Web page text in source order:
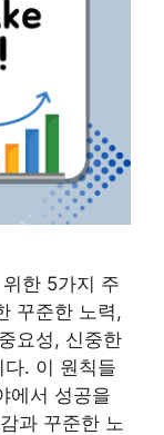
한 5가지 주
꾸준한 노력,
요성, 신중한
. 이 원칙들
에서 성공을
과 꾸준한 노